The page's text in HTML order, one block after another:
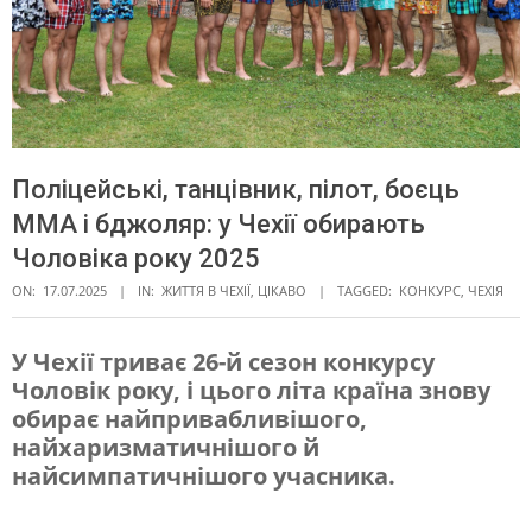
Поліцейські, танцівник, пілот, боєць
MMA і бджоляр: у Чехії обирають
Чоловіка року 2025
ON: 17.07.2025 IN: ЖИТТЯ В ЧЕXІЇ, ЦІКАВО TAGGED: КОНКУРС, ЧЕХІЯ
П
о
л
У Чехії триває 26-й сезон конкурсу
Чоловік року, і цього літа країна знову
обирає найпривабливішого,
найхаризматичнішого й
найсимпатичнішого учасника.